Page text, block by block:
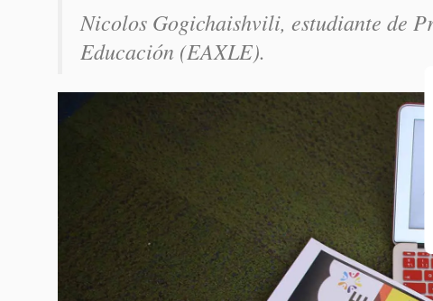
Nicolos Gogichaishvili, estudiante de
Educación (EAXLE).